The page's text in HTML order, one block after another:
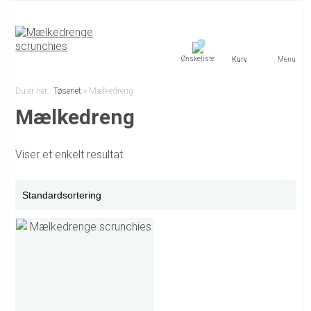
0
Menu
Du er her:Tøseriet » Mælkedreng
Mælkedreng
Viser et enkelt resultat